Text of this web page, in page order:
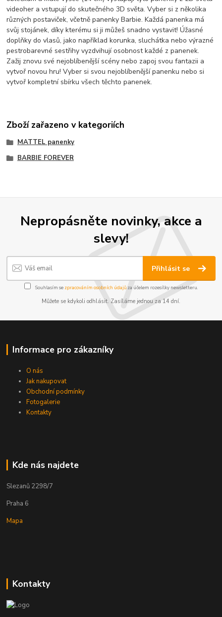
videoher a vstupují do skutečného 3D světa. Vyber si z několika
různých postaviček, včetně panenky Barbie. Každá panenka má
svůj stojánek, díky kterému si ji můžeš snadno vystavit! Úžasné
doplňky do vlasů, jako například korunka, sluchátka nebo výrazné
pestrobarevné sestřihy vyzdvihují osobnost každé z panenek.
Zažij znovu své nejoblíbenější scény nebo zapoj svou fantazii a
vytvoř novou hru! Vyber si svou nejoblíbenější panenku nebo si
vytvoř kompletní sbírku všech těchto panenek.
Zboží zařazeno v kategoriích
MATTEL panenky
BARBIE FOREVER
Nepropásněte novinky, akce a
slevy!
Přihlásit se
Souhlasím se zpracováním osobních údajůza účelem rozesílky newsletteru.
Můžete se kdykoli odhlásit. Zasíláme jednou za 14 dní.
Informace pro zákazníky
O nás
Jak nakupovat
Obchodní podmínky
Fotogalerie
Kontakty
Kde nás najdete
Slezanů 2298/7
Praha 6
Mapa
Kontakty